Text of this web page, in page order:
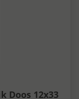
Doos 12x33